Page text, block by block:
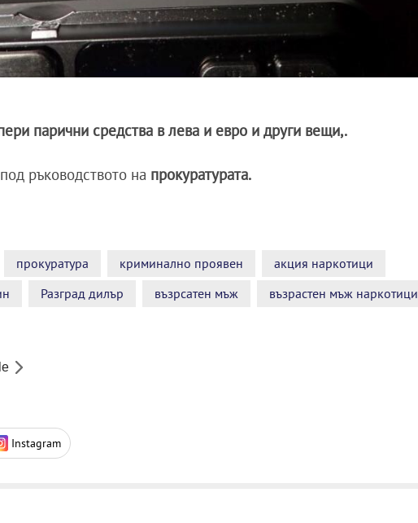
парични средства в лева и евро и други вещи,.
под ръководството на прокуратурата.
прокуратура криминално проявен
акция наркотици
Разград дилър възрсатен мъж възрастен мъж наркотици
Instagram